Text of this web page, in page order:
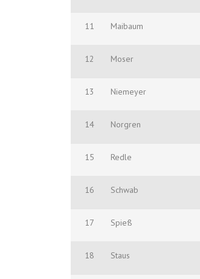
11 Maibaum
12 Moser
13 Niemeyer
14 Norgren
15 Redle
16 Schwab
17 Spieß
18 Staus